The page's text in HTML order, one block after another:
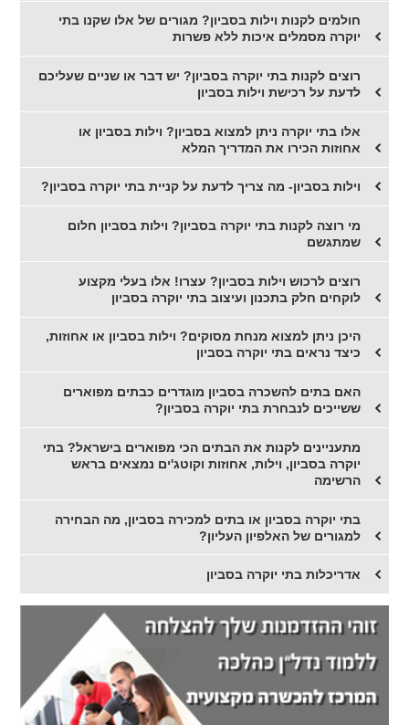
חולמים לקנות וילות בסביון? מגורים של אלו שקנו בתי
יוקרה מסמלים איכות ללא פשרות
רוצים לקנות בתי יוקרה בסביון? יש דבר או שניים שעליכם
לדעת על רכישת וילות בסביון
אלו בתי יוקרה ניתן למצוא בסביון? וילות בסביון או
אחוזות הכירו את המדריך המלא
וילות בסביון- מה צריך לדעת על קניית בתי יוקרה בסביון?
מי רוצה לקנות בתי יוקרה בסביון? וילות בסביון חלום
שמתגשם
רוצים לרכוש וילות בסביון? עצרו! אלו בעלי מקצוע
לוקחים חלק בתכנון ועיצוב בתי יוקרה בסביון
היכן ניתן למצוא מנחת מסוקים? וילות בסביון או אחוזות,
כיצד נראים בתי יוקרה בסביון
האם בתים להשכרה בסביון מוגדרים כבתים מפוארים
ששייכים לנבחרת בתי יוקרה בסביון?
מתעניינים לקנות את הבתים הכי מפוארים בישראל? בתי
יוקרה בסביון, וילות, אחוזות וקוטג'ים נמצאים בראש
הרשימה
בתי יוקרה בסביון או בתים למכירה בסביון, מה הבחירה
למגורים של האלפיון העליון?
אדריכלות בתי יוקרה בסביון